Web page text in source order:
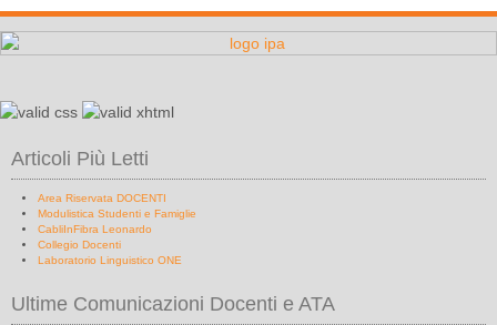
Articoli Più Letti
Area Riservata DOCENTI
Modulistica Studenti e Famiglie
CabliInFibra Leonardo
Collegio Docenti
Laboratorio Linguistico ONE
Ultime Comunicazioni Docenti e ATA